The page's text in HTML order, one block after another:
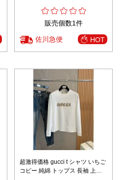
販売個数1件
佐川急便 HOT
超激得価格 gucci t シャツ いちご
コピー 純綿 トップス 長袖 上質